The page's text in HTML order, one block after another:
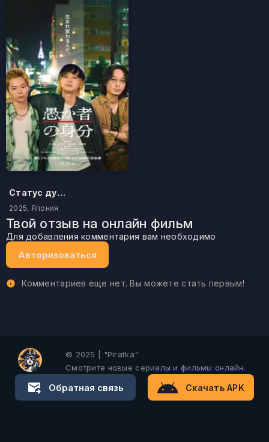
Статус дурака
2025, Япония
Твой отзыв на онлайн фильм
Для добавления комментария вам необходимо
Авторизоваться
Комментариев еще нет. Вы можете стать первым!
© 2025 | "Piratka"
Смотрите новые сериалы и фильмы онлайн.
Обратная связь Скачать APK